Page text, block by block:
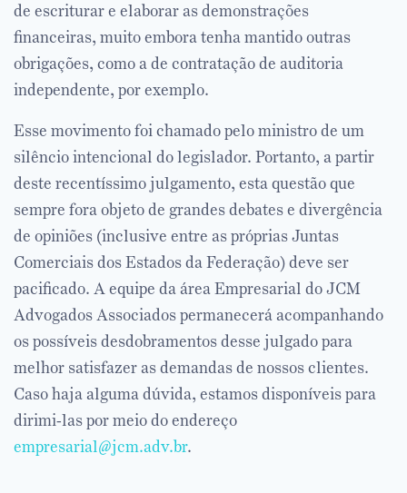
de escriturar e elaborar as demonstrações
financeiras, muito embora tenha mantido outras
obrigações, como a de contratação de auditoria
independente, por exemplo.
Esse movimento foi chamado pelo ministro de um
silêncio intencional do legislador. Portanto, a partir
deste recentíssimo julgamento, esta questão que
sempre fora objeto de grandes debates e divergência
de opiniões (inclusive entre as próprias Juntas
Comerciais dos Estados da Federação) deve ser
pacificado. A equipe da área Empresarial do JCM
Advogados Associados permanecerá acompanhando
os possíveis desdobramentos desse julgado para
melhor satisfazer as demandas de nossos clientes.
Caso haja alguma dúvida, estamos disponíveis para
dirimi-las por meio do endereço
empresarial@jcm.adv.br.